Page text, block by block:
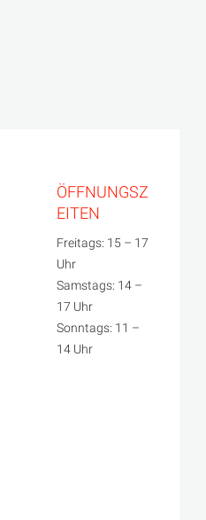
ÖFFNUNGSZ
EITEN
Freitags: 15 – 17
Uhr
Samstags: 14 –
17 Uhr
Sonntags: 11 –
14 Uhr